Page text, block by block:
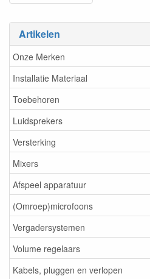
Artikelen
Onze Merken
Installatie Materiaal
Toebehoren
Luidsprekers
Versterking
Mixers
Afspeel apparatuur
(Omroep)microfoons
Vergadersystemen
Volume regelaars
Kabels, pluggen en verlopen